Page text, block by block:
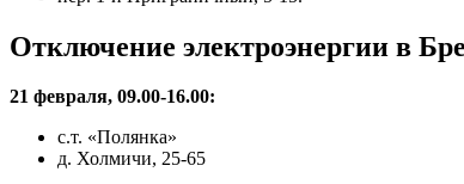
Отключение электроэнергии в
21 февраля, 09.00-16.00:
с.т. «Полянка»
д. Холмичи, 25-65